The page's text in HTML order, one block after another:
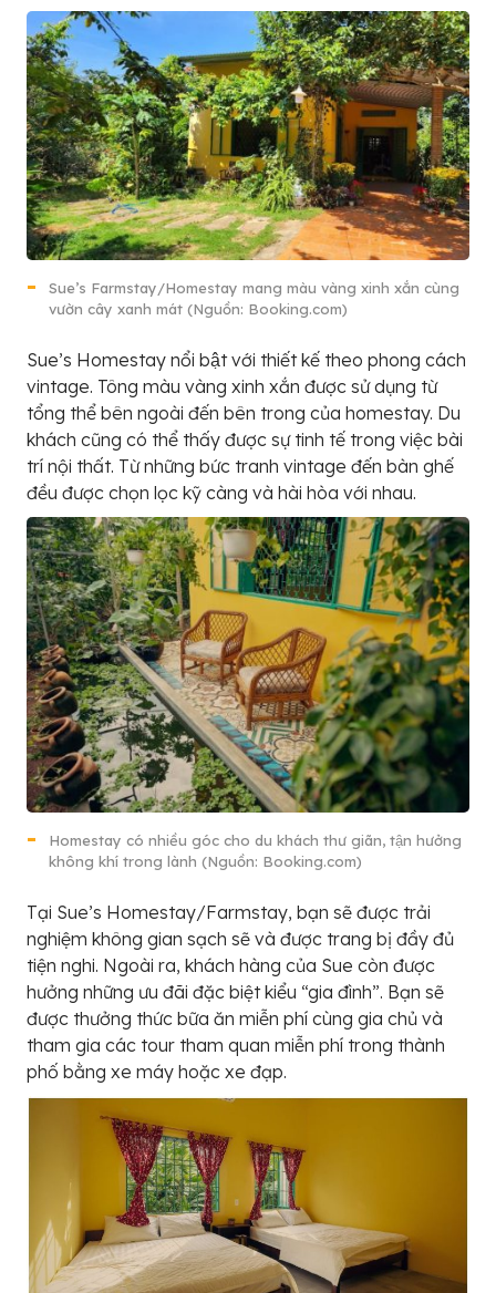
Sue’s Farmstay/Homestay mang màu vàng xinh xắn cùng
vườn cây xanh mát (Nguồn: Booking.com)
Sue’s Homestay nổi bật với thiết kế theo phong cách
vintage. Tông màu vàng xinh xắn được sử dụng từ
tổng thể bên ngoài đến bên trong của homestay. Du
khách cũng có thể thấy được sự tinh tế trong việc bài
trí nội thất. Từ những bức tranh vintage đến bàn ghế
đều được chọn lọc kỹ càng và hài hòa với nhau.
Homestay có nhiều góc cho du khách thư giãn, tận hưởng
không khí trong lành (Nguồn: Booking.com)
Tại Sue’s Homestay/Farmstay, bạn sẽ được trải
nghiệm không gian sạch sẽ và được trang bị đầy đủ
tiện nghi. Ngoài ra, khách hàng của Sue còn được
hưởng những ưu đãi đặc biệt kiểu “gia đình”. Bạn sẽ
được thưởng thức bữa ăn miễn phí cùng gia chủ và
tham gia các tour tham quan miễn phí trong thành
phố bằng xe máy hoặc xe đạp.